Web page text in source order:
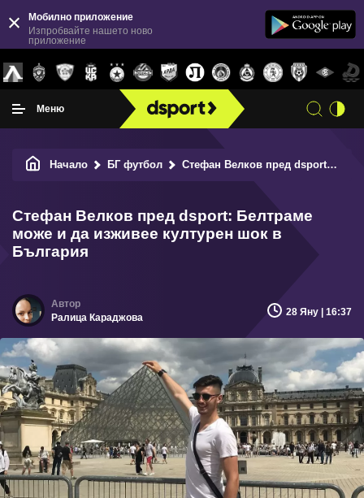
Мобилно приложение
Изпробвайте нашето ново
приложение
Меню
Начало БГ футбол Стефан Велков пред dsport: Белтраме може и да изживее културен шок в България
Стефан Велков пред dsport: Белтраме
може и да изживее културен шок в
България
Ралица Караджова 28 Яну | 16:37